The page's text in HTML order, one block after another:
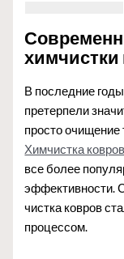
химчистки
В последние
претерпели
просто очищение
Химчистка
все более
эффективности.
чистка ковров
процессом.